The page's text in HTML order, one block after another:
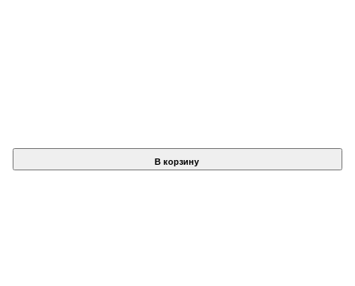
В корзину